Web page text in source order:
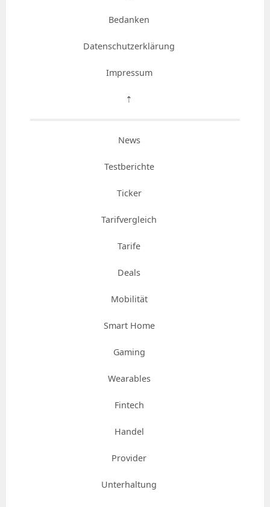
Bedanken
Datenschutzerklärung
Impressum
⇡
News
Testberichte
Ticker
Tarifvergleich
Tarife
Deals
Mobilität
Smart Home
Gaming
Wearables
Fintech
Handel
Provider
Unterhaltung